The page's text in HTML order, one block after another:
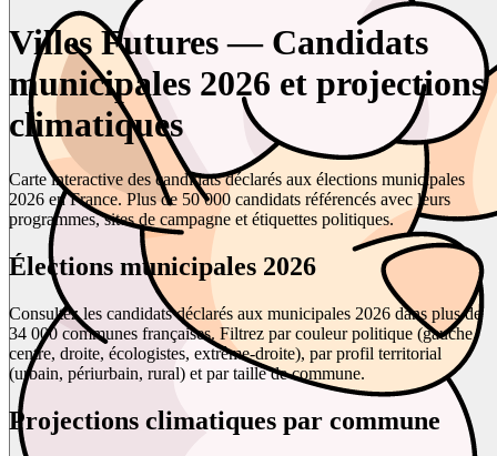
Villes Futures — Candidats
municipales 2026 et projections
climatiques
Carte interactive des candidats déclarés aux élections municipales
2026 en France. Plus de 50 000 candidats référencés avec leurs
programmes, sites de campagne et étiquettes politiques.
Élections municipales 2026
Consultez les candidats déclarés aux municipales 2026 dans plus de
34 000 communes françaises. Filtrez par couleur politique (gauche,
centre, droite, écologistes, extrême-droite), par profil territorial
(urbain, périurbain, rural) et par taille de commune.
Projections climatiques par commune